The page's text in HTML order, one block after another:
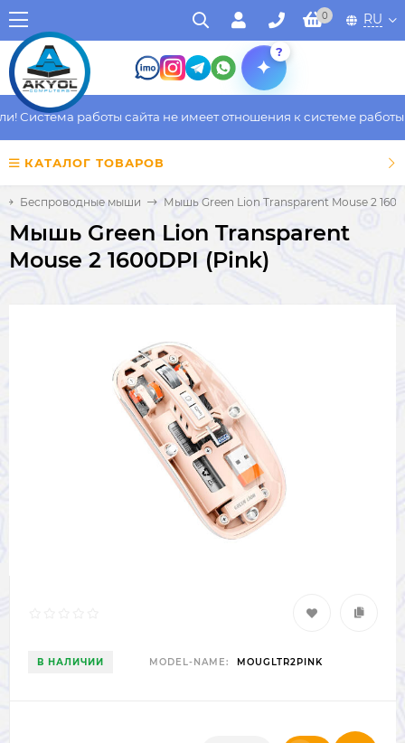
0 RU
?
Система работы сайта не имеет отношения к системе работы
КАТАЛОГ ТОВАРОВ
Беспроводные мыши Мышь Green Lion Transparent Mouse 2
Мышь Green Lion Transparent
Mouse 2 1600DPI (Pink)
В НАЛИЧИИ MODEL-NAME: MOUGLTR2PINK